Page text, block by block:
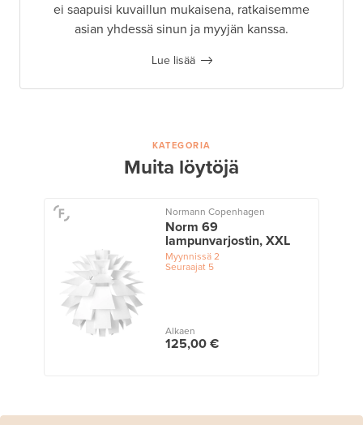
ei saapuisi kuvaillun mukaisena, ratkaisemme
asian yhdessä sinun ja myyjän kanssa.
Lue lisää
KATEGORIA
Muita löytöjä
Normann Copenhagen
Norm 69
lampunvarjostin, XXL
Myynnissä2
Seuraajat 5
Alkaen
125,00 €